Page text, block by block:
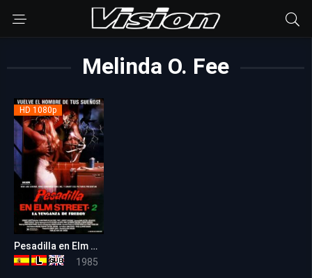
Melinda O. Fee
HD 1080p
Pesadilla en Elm Street 2: La venganza de Freddy
1985